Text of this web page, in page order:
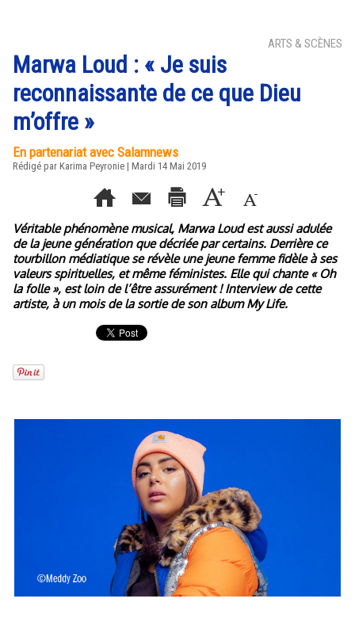
ARTS & SCÈNES
Marwa Loud : « Je suis
reconnaissante de ce que Dieu
m’offre »
En partenariat avec Salamnews
Rédigé par Karima Peyronie | Mardi 14 Mai 2019
Véritable phénomène musical, Marwa Loud est aussi adulée
de la jeune génération que décriée par certains. Derrière ce
tourbillon médiatique se révèle une jeune femme fidèle à ses
valeurs spirituelles, et même féministes. Elle qui chante « Oh
la folle », est loin de l’être assurément ! Interview de cette
artiste, à un mois de la sortie de son album My Life.